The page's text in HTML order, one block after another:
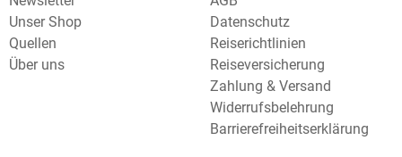
Unser Shop
Quellen
Über uns
Datenschutz
Reiserichtlinien
Reiseversicherung
Zahlung & Versand
Widerrufsbelehrung
Barrierefreiheitserklärung